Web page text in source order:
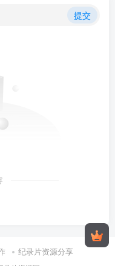
提交
纪录片资源分享